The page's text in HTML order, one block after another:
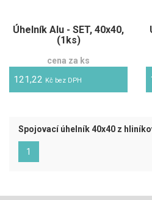
Úhelník Alu - SET, 40x40,
(1ks)
cena za ks
121,22 Kč bez DPH
Spojovací úhelník 40x40 z
1